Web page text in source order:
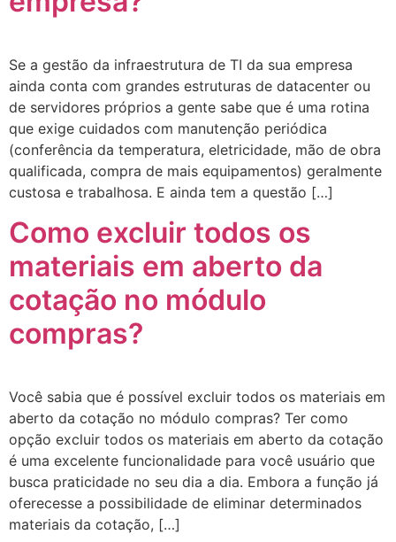
Se a gestão da infraestrutura de TI da sua empresa
ainda conta com grandes estruturas de datacenter ou
de servidores próprios a gente sabe que é uma rotina
que exige cuidados com manutenção periódica
(conferência da temperatura, eletricidade, mão de obra
qualificada, compra de mais equipamentos) geralmente
custosa e trabalhosa. E ainda tem a questão […]
Como excluir todos os
materiais em aberto da
cotação no módulo
compras?
Você sabia que é possível excluir todos os materiais em
aberto da cotação no módulo compras? Ter como
opção excluir todos os materiais em aberto da cotação
é uma excelente funcionalidade para você usuário que
busca praticidade no seu dia a dia. Embora a função já
oferecesse a possibilidade de eliminar determinados
materiais da cotação, […]